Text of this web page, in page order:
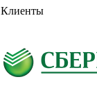
Клиенты